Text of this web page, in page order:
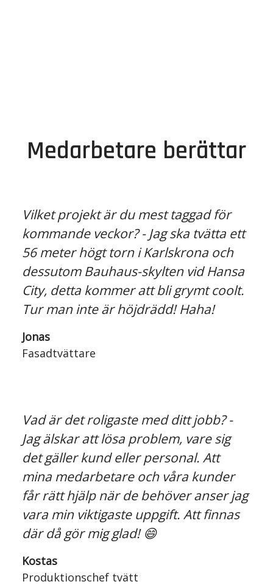
Medarbetare berättar
Vilket projekt är du mest taggad för
kommande veckor? - Jag ska tvätta ett
56 meter högt torn i Karlskrona och
dessutom Bauhaus-skylten vid Hansa
City, detta kommer att bli grymt coolt.
Tur man inte är höjdrädd! Haha!
Jonas
Fasadtvättare
Vad är det roligaste med ditt jobb? -
Jag älskar att lösa problem, vare sig
det gäller kund eller personal. Att
mina medarbetare och våra kunder
får rätt hjälp när de behöver anser jag
vara min viktigaste uppgift. Att finnas
där då gör mig glad! 😄
Kostas
Produktionschef tvätt